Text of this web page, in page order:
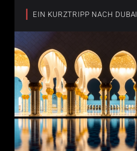
EIN KURZTRIPP NACH DUBAI